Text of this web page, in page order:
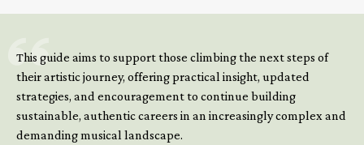
This guide aims to support those climbing the next steps of
their artistic journey, offering practical insight, updated
strategies, and encouragement to continue building
sustainable, authentic careers in an increasingly complex and
demanding musical landscape.